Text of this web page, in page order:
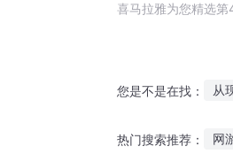
喜马拉雅为您精选第
您是不是在找： 从
热门搜索推荐： 网